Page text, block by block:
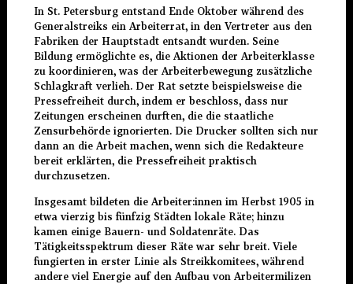
In St. Petersburg entstand Ende Oktober während des
Generalstreiks ein Arbeiterrat, in den Vertreter aus den
Fabriken der Hauptstadt entsandt wurden. Seine
Bildung ermöglichte es, die Aktionen der Arbeiterklasse
zu koordinieren, was der Arbeiterbewegung zusätzliche
Schlagkraft verlieh. Der Rat setzte beispielsweise die
Pressefreiheit durch, indem er beschloss, dass nur
Zeitungen erscheinen durften, die die staatliche
Zensurbehörde ignorierten. Die Drucker sollten sich nur
dann an die Arbeit machen, wenn sich die Redakteure
bereit erklärten, die Pressefreiheit praktisch
durchzusetzen.
Insgesamt bildeten die Arbeiter:innen im Herbst 1905 in
etwa vierzig bis fünfzig Städten lokale Räte; hinzu
kamen einige Bauern- und Soldatenräte. Das
Tätigkeitsspektrum dieser Räte war sehr breit. Viele
fungierten in erster Linie als Streikkomitees, während
andere viel Energie auf den Aufbau von Arbeitermilizen